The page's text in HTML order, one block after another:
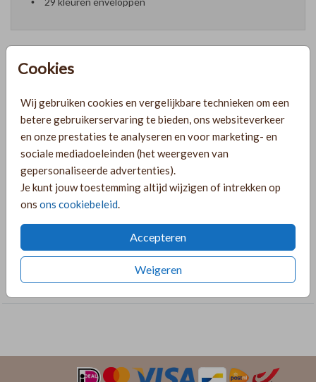
Cookies
Wij gebruiken cookies en vergelijkbare technieken om een
betere gebruikerservaring te bieden, ons websiteverkeer
en onze prestaties te analyseren en voor marketing- en
sociale mediadoeleinden (het weergeven van
gepersonaliseerde advertenties).
Je kunt jouw toestemming altijd wijzigen of intrekken op
ons ons cookiebeleid.
Accepteren
Weigeren
PRODUCTINFORMATIE
OMSCHRIJVING
Geboortekaartje op hout voor een meisje met maanstanden
in paars en roze.
COLLECTIE
Geboortekaartjes